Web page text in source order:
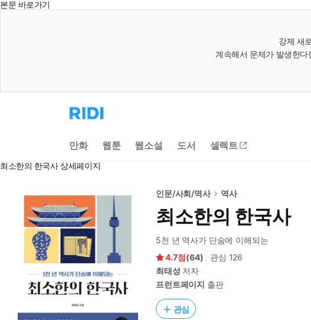
본문 바로가기
강제 새
계속해서 문제가 발생한
리
디
으
로
동
만화 웹툰 웹소설 도서 셀렉트
최소한의 한국사 상세페이지
인문/사회/역사 역사
최소한의 한국사
5천 년 역사가 단숨에 이해되는
4.7
(64) 관심 126
최태성 저자
프런트페이지 출판
관심